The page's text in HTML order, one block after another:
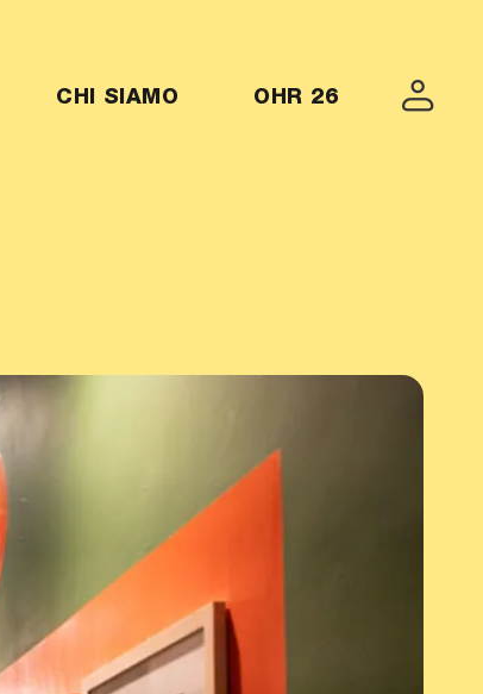
MENU-OHR26
CHI SIAMO OHR 26